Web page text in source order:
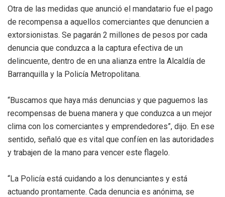
Otra de las medidas que anunció el mandatario fue el pago
de recompensa a aquellos comerciantes que denuncien a
extorsionistas. Se pagarán 2 millones de pesos por cada
denuncia que conduzca a la captura efectiva de un
delincuente, dentro de en una alianza entre la Alcaldía de
Barranquilla y la Policía Metropolitana.
“Buscamos que haya más denuncias y que paguemos las
recompensas de buena manera y que conduzca a un mejor
clima con los comerciantes y emprendedores”, dijo. En ese
sentido, señaló que es vital que confíen en las autoridades
y trabajen de la mano para vencer este flagelo.
“La Policía está cuidando a los denunciantes y está
actuando prontamente. Cada denuncia es anónima, se